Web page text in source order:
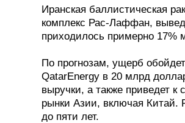
Иранская баллистическая
комплекс Рас-Лаффан,
приходилось примерно 17%
По прогнозам, ущерб
QatarEnergy в 20 млрд
выручки, а также приведет к
рынки Азии, включая Китай.
до пяти лет.